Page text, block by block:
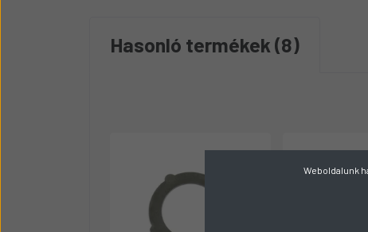
Hasonló termékek 8
Weboldalunk